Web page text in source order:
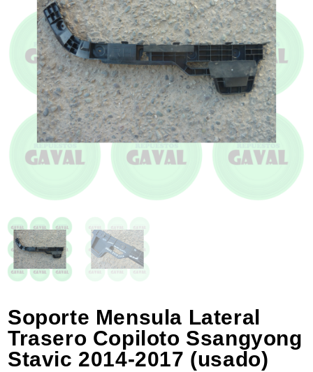
Soporte Mensula Lateral
Trasero Copiloto Ssangyong
Stavic 2014-2017 (usado)